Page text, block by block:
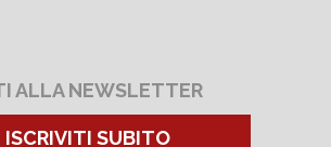
ALLA NEWSLETTER
ISCRIVITI SUBITO